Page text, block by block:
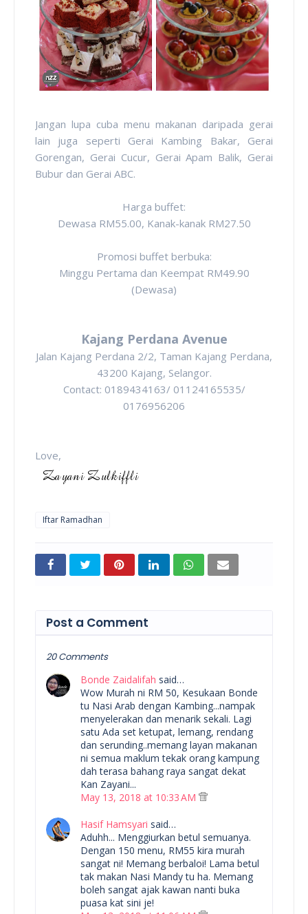
Jangan lupa cuba menu makanan daripada gerai
lain juga seperti Gerai Kambing Bakar, Gerai
Gorengan, Gerai Cucur, Gerai Apam Balik, Gerai
Bubur dan Gerai ABC.
Harga buffet:
Dewasa RM55.00, Kanak-kanak RM27.50
Promosi buffet berbuka:
Minggu Pertama dan Keempat RM49.90
(Dewasa)
Kajang Perdana Avenue
Jalan Kajang Perdana 2/2, Taman Kajang Perdana,
43200 Kajang, Selangor.
Contact: 0189434163/ 01124165535/
0176956206
Love,
Iftar Ramadhan
Post a Comment
20 Comments
Bonde Zaidalifah said…
Wow Murah ni RM 50, Kesukaan Bonde
tu Nasi Arab dengan Kambing...nampak
menyelerakan dan menarik sekali. Lagi
satu Ada set ketupat, lemang, rendang
dan serunding..memang layan makanan
ni semua maklum tekak orang kampung
dah terasa bahang raya sangat dekat
Kan Zayani...
May 13, 2018 at 10:33 AM
Hasif Hamsyari said…
Aduhh... Menggiurkan betul semuanya.
Dengan 150 menu, RM55 kira murah
sangat ni! Memang berbaloi! Lama betul
tak makan Nasi Mandy tu ha. Memang
boleh sangat ajak kawan nanti buka
puasa kat sini je!